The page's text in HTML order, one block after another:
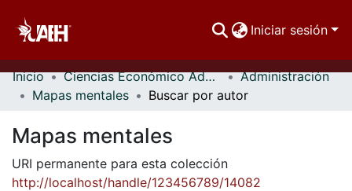
Iniciar sesión
Comunidades
Estadísticas
Inicio Ciencias Económico Administrativas
Administración
Mapas mentales
Buscar por autor
Mapas mentales
URI permanente para esta colección
http://localhost/handle/123456789/14082